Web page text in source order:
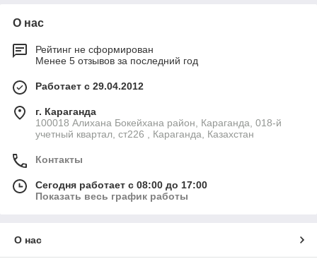
О нас
Рейтинг не сформирован
Менее 5 отзывов за последний год
Работает с 29.04.2012
г. Караганда
100018 Алихана Бокейхана район, Караганда, 018-й
учетный квартал, ст226 , Караганда, Казахстан
Контакты
Сегодня работает с 08:00 до 17:00
Показать весь график работы
О нас